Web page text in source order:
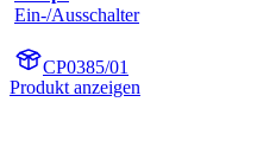
Ein-/Ausschalter
CP0385/01
Produkt anzeigen